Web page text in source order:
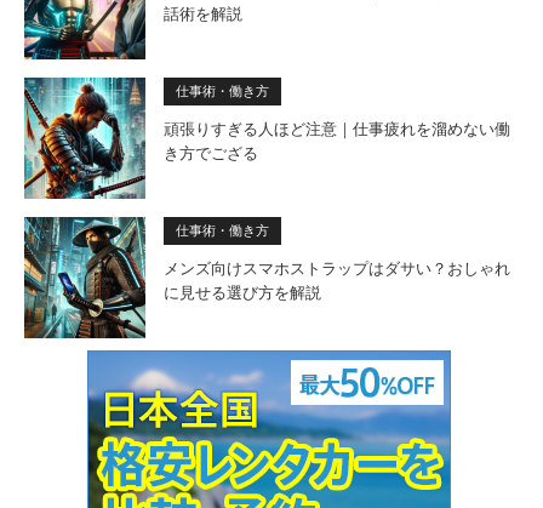
話術を解説
仕事術・働き方
頑張りすぎる人ほど注意｜仕事疲れを溜めない働
き方でござる
仕事術・働き方
メンズ向けスマホストラップはダサい？おしゃれ
に見せる選び方を解説